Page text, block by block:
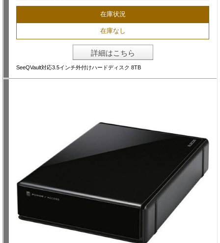
在庫状況
在庫なし
詳細はこちら
SeeQVault対応3.5インチ外付けハードディスク 8TB